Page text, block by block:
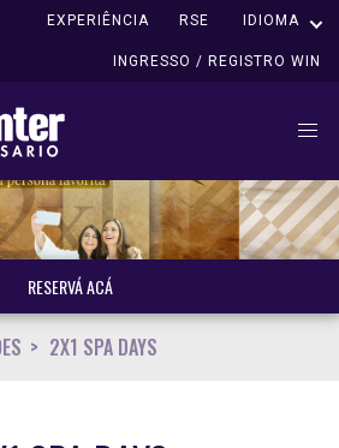
EXPERIÊNCIA RSE IDIOMA
INGRESSO / REGISTRO WIN
RESERVÁ ACÁ
2X1 SPA DAYS